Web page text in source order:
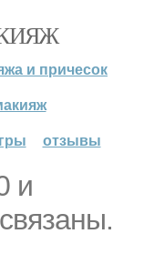
и причесок
отзывы
и